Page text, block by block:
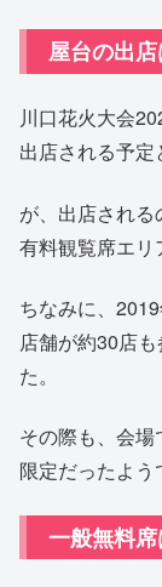
屋台の出
川口花火大会
出店される予定
が、出店される
有料観覧席エリ
ちなみに、
店舗が約30店
た。
その際も、会
限定だったよう
一般無料